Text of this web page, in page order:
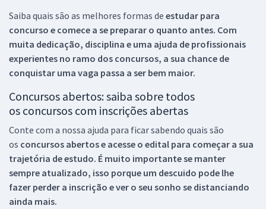
Saiba quais são as melhores formas de estudar para
concurso e comece a se preparar o quanto antes. Com
muita dedicação, disciplina e uma ajuda de profissionais
experientes no ramo dos concursos, a sua chance de
conquistar uma vaga passa a ser bem maior.
Concursos abertos: saiba sobre todos
os concursos com inscrições abertas
Conte com a nossa ajuda para ficar sabendo quais são
os concursos abertos e acesse o edital para começar a sua
trajetória de estudo. É muito importante se manter
sempre atualizado, isso porque um descuido pode lhe
fazer perder a inscrição e ver o seu sonho se distanciando
ainda mais.